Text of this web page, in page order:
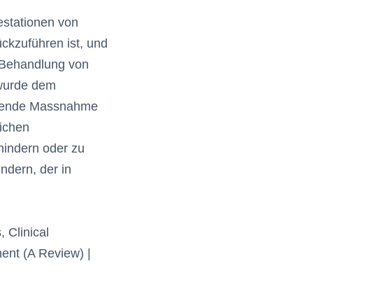
von
ist, und
von
dem
Massnahme
oder zu
der in
Clinical
(A Review) |